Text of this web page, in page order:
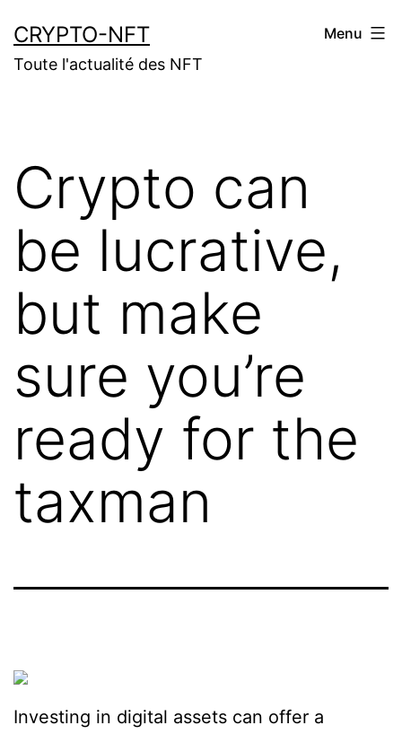
au
contenu
CRYPTO-NFT
Toute l'actualité des NFT
Menu
Crypto can
be lucrative,
but make
sure you’re
ready for the
taxman
Investing in digital assets can offer a